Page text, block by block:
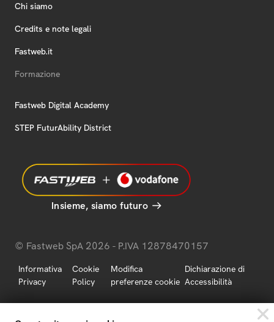
Chi siamo
Credits e note legali
Fastweb.it
Formazione
Fastweb Digital Academy
STEP FuturAbility District
Insieme, siamo futuro
© Fastweb SpA 2026 - P.IVA 12878470157
Informativa
Privacy
Cookie
Policy
Modifica
preferenze cookie
Dichiarazione di
Accessibilità